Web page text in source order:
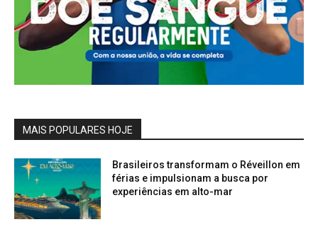
MAIS POPULARES HOJE
Brasileiros transformam o Réveillon em
férias e impulsionam a busca por
experiências em alto-mar